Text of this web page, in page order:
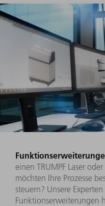
einen TRUMPF Laser
möchten Ihre Prozesse
steuern? Unsere
Funktionserweiterungen